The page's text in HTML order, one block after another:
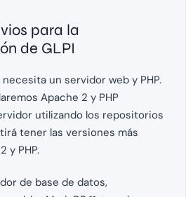
para la
de GLPI
un servidor web y PHP.
Apache 2 y PHP
utilizando los repositorios
tener las versiones más
y PHP.
de base de datos,